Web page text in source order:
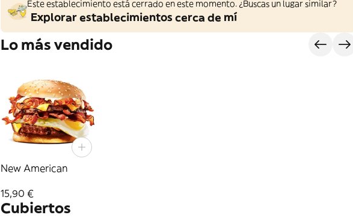
Este establecimiento está cerrado en este momento. ¿Buscas un lugar similar?
Explorar establecimientos cerca de mí
Lo más vendido
New American
15,90 €
Cubiertos